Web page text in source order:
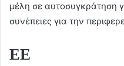
μέλη σε αυτοσυγκράτηση
συνέπειες για την
ΕΕ